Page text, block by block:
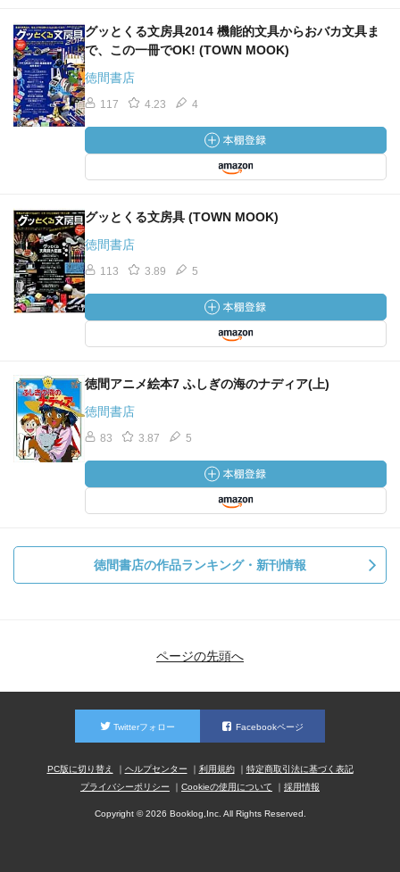
グッとくる文房具2014 機能的文具からおバカ文具ま
で、この一冊でOK! (TOWN MOOK)
徳間書店
117 4.23 4
グッとくる文房具 (TOWN MOOK)
徳間書店
113 3.89 5
徳間アニメ絵本7 ふしぎの海のナディア(上)
徳間書店
83 3.87 5
徳間書店の作品ランキング・新刊情報
ページの先頭へ
Twitterフォロー Facebookページ
PC版に切り替え ヘルプセンター 利用規約
特定商取引法に基づく表記
プライバシーポリシー
Cookieの使用について 採用情報
Copyright © 2026 Booklog,Inc. All Rights Reserved.